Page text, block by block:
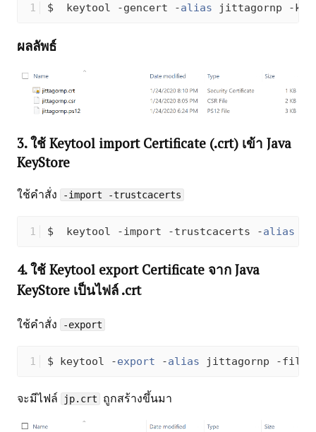
$  keytool -gencert -alias jittagornp -
ผลลัพธ์
3. ใช้ Keytool import Certificate (.crt) เข้า Java
KeyStore
ใช้คำสั่ง -import -trustcacerts
$  keytool -import -trustcacerts -alias
4. ใช้ Keytool export Certificate จาก Java
KeyStore เป็นไฟล์ .crt
ใช้คำสั่ง -export
$ keytool -export -alias jittagornp -file ./
จะมีไฟล์ jp.crt ถูกสร้างขึ้นมา